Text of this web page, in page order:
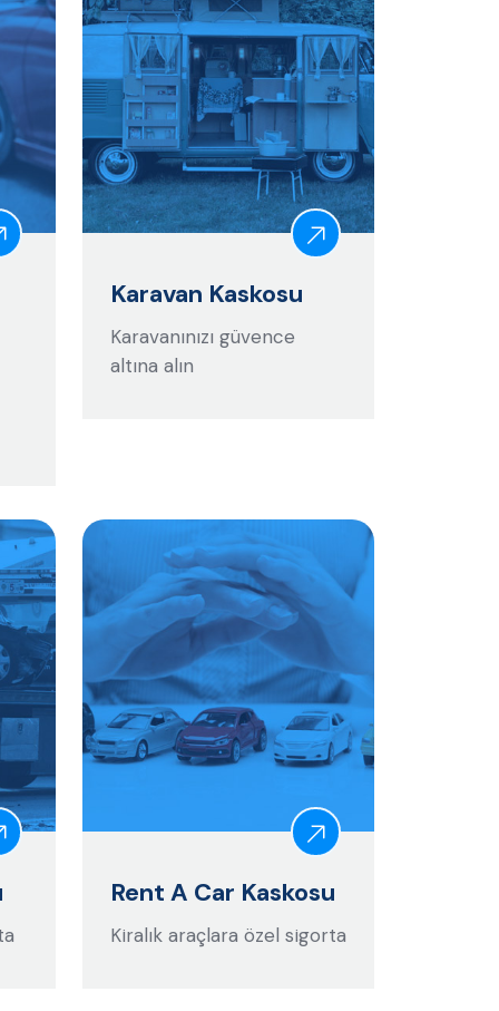
Karavan Kaskosu
Karavanınızı güvence
altına alın
Rent A Car Kaskosu
Kiralık araçlara özel sigorta